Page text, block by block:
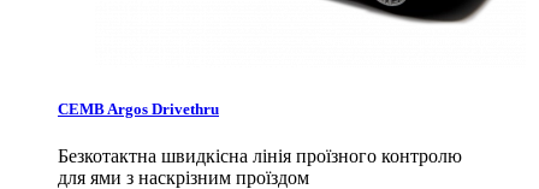
CEMB Argos Drivethru
Безкотактна швидкісна лінія проїзного контролю
для ями з наскрізним проїздом